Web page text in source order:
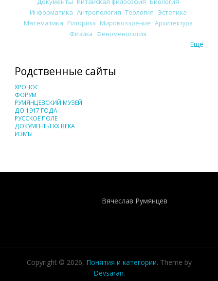
Информатика Антропология Теология Эстетика
Математика Риторика Мировоззрение Архитектура
Физика Феноменология
Еще
Родственные сайты
ХРОНОС
ФОРУМ
РУМЯНЦЕВСКИЙ МУЗЕЙ
ДО 1917 ГОДА
РУССКОЕ ПОЛЕ
ДОКУМЕНТЫ XX ВЕКА
ИЗМЫ
Вячеслав Румянцев
Copyright © 2026, Понятия и категории. Theme by
Devsaran.